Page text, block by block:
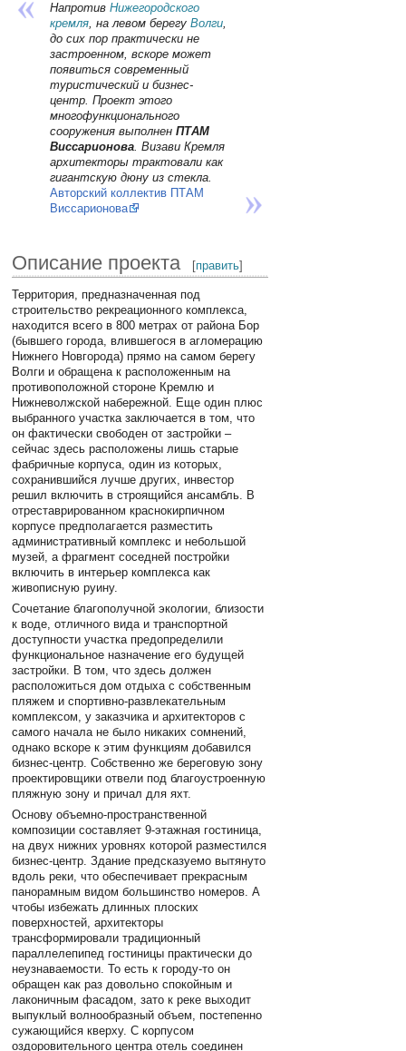
НапротивНижегородского
кремля, на левом берегуВолги,
до сих пор практически не
застроенном, вскоре может
появиться современный
туристический и бизнес-
центр. Проект этого
многофункционального
сооружения выполненПТАМ
Виссарионова. Визави Кремля
архитекторы трактовали как
гигантскую дюну из стекла.
Авторский коллектив ПТАМ
Виссарионова
Описание проекта [править]
Территория, предназначенная под
строительство рекреационного комплекса,
находится всего в 800 метрах от района Бор
(бывшего города, влившегося в агломерацию
Нижнего Новгорода) прямо на самом берегу
Волги и обращена к расположенным на
противоположной стороне Кремлю и
Нижневолжской набережной. Еще один плюс
выбранного участка заключается в том, что
он фактически свободен от застройки –
сейчас здесь расположены лишь старые
фабричные корпуса, один из которых,
сохранившийся лучше других, инвестор
решил включить в строящийся ансамбль. В
отреставрированном краснокирпичном
корпусе предполагается разместить
административный комплекс и небольшой
музей, а фрагмент соседней постройки
включить в интерьер комплекса как
живописную руину.
Сочетание благополучной экологии, близости
к воде, отличного вида и транспортной
доступности участка предопределили
функциональное назначение его будущей
застройки. В том, что здесь должен
расположиться дом отдыха с собственным
пляжем и спортивно-развлекательным
комплексом, у заказчика и архитекторов с
самого начала не было никаких сомнений,
однако вскоре к этим функциям добавился
бизнес-центр. Собственно же береговую зону
проектировщики отвели под благоустроенную
пляжную зону и причал для яхт.
Основу объемно-пространственной
композиции составляет 9-этажная гостиница,
на двух нижних уровнях которой разместился
бизнес-центр. Здание предсказуемо вытянуто
вдоль реки, что обеспечивает прекрасным
панорамным видом большинство номеров. А
чтобы избежать длинных плоских
поверхностей, архитекторы
трансформировали традиционный
параллелепипед гостиницы практически до
неузнаваемости. То есть к городу-то он
обращен как раз довольно спокойным и
лаконичным фасадом, зато к реке выходит
выпуклый волнообразный объем, постепенно
сужающийся кверху. С корпусом
оздоровительного центра отель соединен